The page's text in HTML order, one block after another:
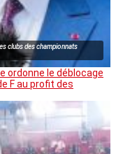
clubs des championnats
ordonne le déblocage
F au profit des